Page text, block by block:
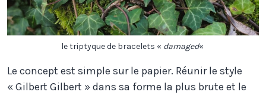
le triptyque de bracelets « damaged«
Le concept est simple sur le papier. Réunir le style
« Gilbert Gilbert » dans sa forme la plus brute et le